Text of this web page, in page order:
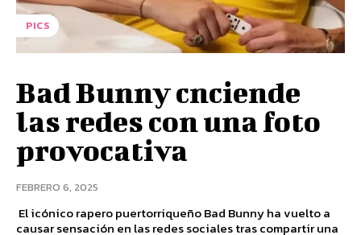
PICS
Bad Bunny cnciende
las redes con una foto
provocativa
FEBRERO 6, 2025
El icónico rapero puertorriqueño Bad Bunny ha vuelto a
causar sensación en las redes sociales tras compartir una